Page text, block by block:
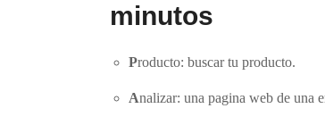
minutos
Producto: buscar tu producto.
Analizar: una pagina web de una